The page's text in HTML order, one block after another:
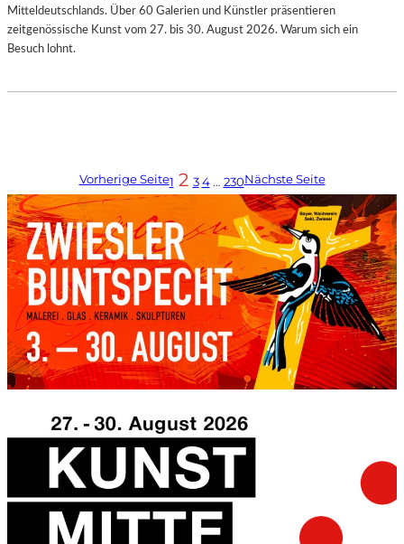
Mitteldeutschlands. Über 60 Galerien und Künstler präsentieren
zeitgenössische Kunst vom 27. bis 30. August 2026. Warum sich ein
Besuch lohnt.
Vorherige Seite1 2 3 4 … 230Nächste Seite